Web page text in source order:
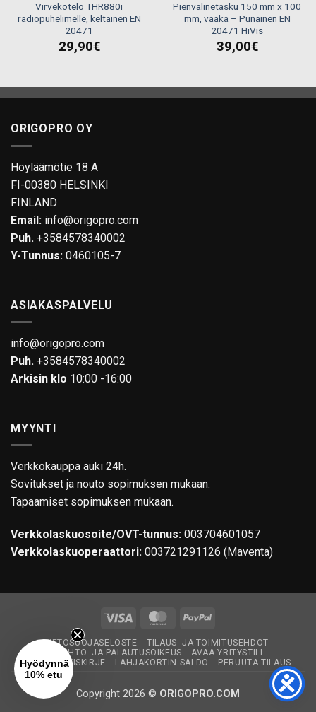
Virvekotelo THR880i
radiopuhelimelle, keltainen EN
20471
29,90€
Pienvälinetasku 150 mm x 100
mm, vaaka – Punainen EN
20471 HiVis
39,00€
ORIGOPRO OY
Höyläämötie 18 A
FI-00380 HELSINKI
FINLAND
Email: info@origopro.com
Puh. +3584578340002
Y-Tunnus: 0460105-7
ASIAKASPALVELU
info@origopro.com
Puh. +3584578340002
Arkisin klo 10:00 -16:00
MYYNTI
Verkkokauppa auki 24h.
Sovitukset ja nouto sopimuksen mukaan.
Tapaamiset sopimuksen mukaan.
Verkkolaskuosoite/OVT-tunnus: 003704601057
Verkkolaskuoperaattori: 003721291126 (Maventa)
Visa MasterCardPayPal
TIETOSUOJASELOSTE
TILAUS- JA TOIMITUSEHDOT
VAIHTO- JA PALAUTUSOIKEUS
AVAA YRITYSTILI
TILAA UUTISKIRJE
LAHJAKORTIN SALDO PERUUTA TILAUS
Copyright 2026 © ORIGOPRO.COM
Hyödynnä
10% etu